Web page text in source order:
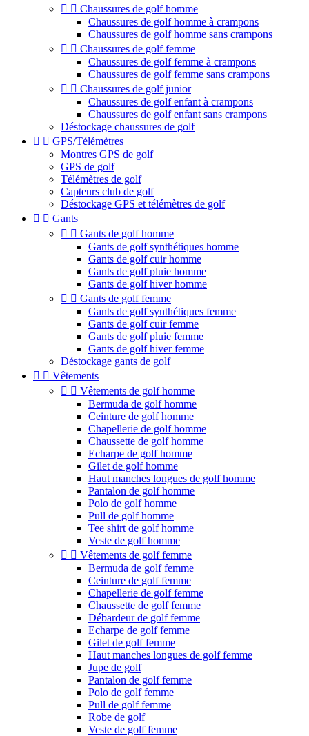
  Chaussures de golf homme
Chaussures de golf homme à crampons
Chaussures de golf homme sans crampons
  Chaussures de golf femme
Chaussures de golf femme à crampons
Chaussures de golf femme sans crampons
  Chaussures de golf junior
Chaussures de golf enfant à crampons
Chaussures de golf enfant sans crampons
Déstockage chaussures de golf
  GPS/Télémètres
Montres GPS de golf
GPS de golf
Télémètres de golf
Capteurs club de golf
Déstockage GPS et télémètres de golf
  Gants
  Gants de golf homme
Gants de golf synthétiques homme
Gants de golf cuir homme
Gants de golf pluie homme
Gants de golf hiver homme
  Gants de golf femme
Gants de golf synthétiques femme
Gants de golf cuir femme
Gants de golf pluie femme
Gants de golf hiver femme
Déstockage gants de golf
  Vêtements
  Vêtements de golf homme
Bermuda de golf homme
Ceinture de golf homme
Chapellerie de golf homme
Chaussette de golf homme
Echarpe de golf homme
Gilet de golf homme
Haut manches longues de golf homme
Pantalon de golf homme
Polo de golf homme
Pull de golf homme
Tee shirt de golf homme
Veste de golf homme
  Vêtements de golf femme
Bermuda de golf femme
Ceinture de golf femme
Chapellerie de golf femme
Chaussette de golf femme
Débardeur de golf femme
Echarpe de golf femme
Gilet de golf femme
Haut manches longues de golf femme
Jupe de golf
Pantalon de golf femme
Polo de golf femme
Pull de golf femme
Robe de golf
Veste de golf femme